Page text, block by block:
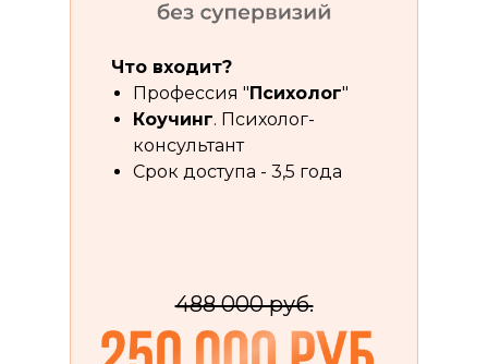
488 000 руб.
Что входит?
Профессия "Психолог"
Коучинг. Психолог-
консультант
Срок доступа - 3,5 года